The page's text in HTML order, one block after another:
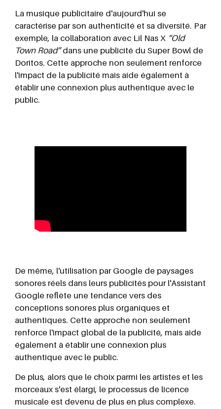
La musique publicitaire d'aujourd'hui se
caractérise par son authenticité et sa diversité. Par
exemple, la collaboration avec Lil Nas X “Old
Town Road”dans une publicité du Super Bowl de
Doritos. Cette approche non seulement renforce
l'impact de la publicité mais aide également à
établir une connexion plus authentique avec le
public.
De même, l'utilisation par Google de paysages
sonores réels dans leurs publicités pour l'Assistant
Google reflète une tendance vers des
conceptions sonores plus organiques et
authentiques. Cette approche non seulement
renforce l'impact global de la publicité, mais aide
également à établir une connexion plus
authentique avec le public.
De plus, alors que le choix parmi les artistes et les
morceaux s'est élargi, le processus de licence
musicale est devenu de plus en plus complexe.